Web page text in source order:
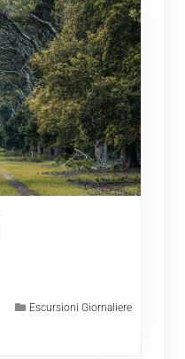
Escursioni Giornaliere